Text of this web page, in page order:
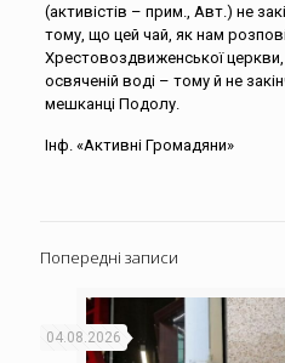
(активістів – прим., Авт.) не
тому, що цей чай, як нам
Хрестовоздвиженської
освяченій воді – тому й не
мешканці Подолу.
Інф. «Активні Громадяни»
Попередні записи
04.08.2026